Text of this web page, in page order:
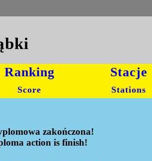
Ranking
Score
Stacje
Stations
zakończona!
action is finish!